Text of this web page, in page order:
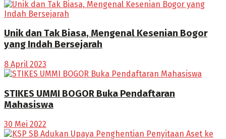
Unik dan Tak Biasa, Mengenal Kesenian Bogor
yang Indah Bersejarah
8 April 2023
STIKES UMMI BOGOR Buka Pendaftaran
Mahasiswa
30 Mei 2022